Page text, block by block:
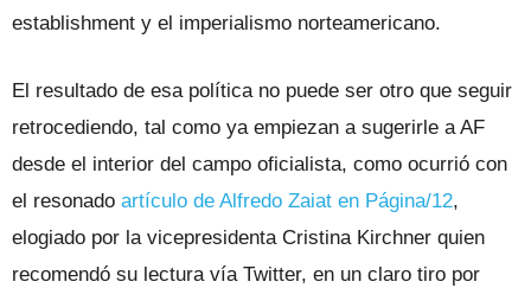
establishment y el imperialismo norteamericano.
El resultado de esa política no puede ser otro que seguir
retrocediendo, tal como ya empiezan a sugerirle a AF
desde el interior del campo oficialista, como ocurrió con
el resonado artículo de Alfredo Zaiat en Página/12,
elogiado por la vicepresidenta Cristina Kirchner quien
recomendó su lectura vía Twitter, en un claro tiro por